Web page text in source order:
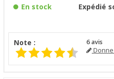
En stock Expédié
Note : 6avis